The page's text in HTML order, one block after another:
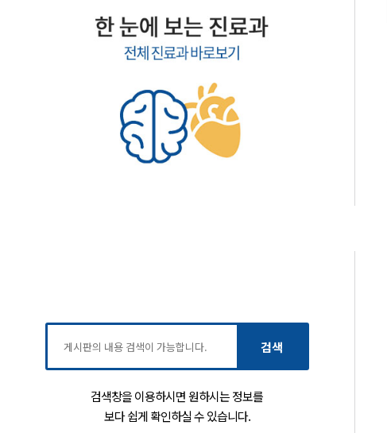
검색창을 이용하시면 원하시는 정보를
보다 쉽게 확인하실 수 있습니다.